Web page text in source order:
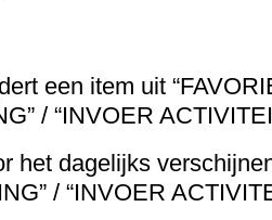
een item uit
/ “INVOER
het dagelijks
/ “INVOER